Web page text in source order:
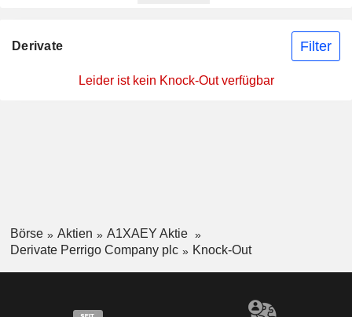
Derivate Filter
Leider ist kein Knock-Out verfügbar
Börse Aktien
A1XAEY Aktie
Derivate Perrigo Company plc
Knock-Out